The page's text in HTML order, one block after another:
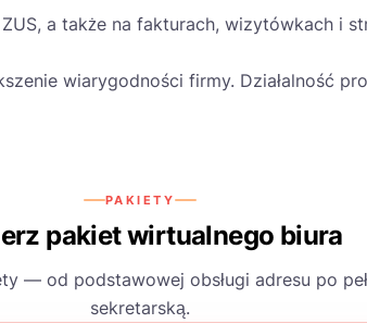
a także na fakturach, wizytówkach i
wiarygodności firmy. Działalność
PAKIETY
pakiet wirtualnego biura
— od podstawowej obsługi adresu po
sekretarską.